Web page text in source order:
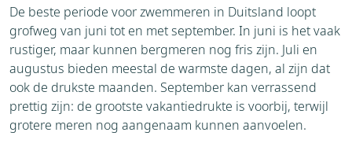
De beste periode voor zwemmeren in Duitsland loopt
grofweg van juni tot en met september. In juni is het vaak
rustiger, maar kunnen bergmeren nog fris zijn. Juli en
augustus bieden meestal de warmste dagen, al zijn dat
ook de drukste maanden. September kan verrassend
prettig zijn: de grootste vakantiedrukte is voorbij, terwijl
grotere meren nog aangenaam kunnen aanvoelen.